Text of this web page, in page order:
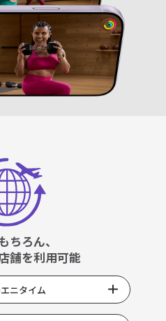
ちろん、
舗を利用可能
ニタイム